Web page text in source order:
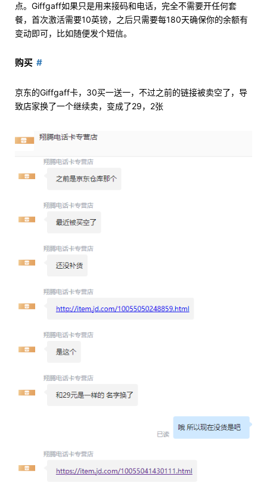
点。Giffgaff如果只是用来接码和电话，完全不需要开任何套
餐，首次激活需要10英镑，之后只需要每180天确保你的余额有
变动即可，比如随便发个短信。
购买
京东的Giffgaff卡，30买一送一，不过之前的链接被卖空了，导
致店家换了一个继续卖，变成了29，2张